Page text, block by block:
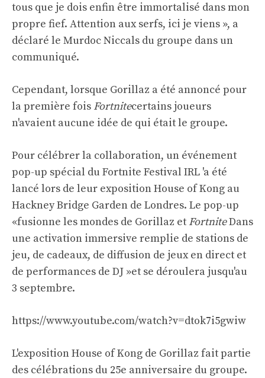
tous que je dois enfin être immortalisé dans mon
propre fief. Attention aux serfs, ici je viens », a
déclaré le Murdoc Niccals du groupe dans un
communiqué.
Cependant, lorsque Gorillaz a été annoncé pour
la première fois Fortnitecertains joueurs
n'avaient aucune idée de qui était le groupe.
Pour célébrer la collaboration, un événement
pop-up spécial du Fortnite Festival IRL 'a été
lancé lors de leur exposition House of Kong au
Hackney Bridge Garden de Londres. Le pop-up
«fusionne les mondes de Gorillaz et FortniteDans
une activation immersive remplie de stations de
jeu, de cadeaux, de diffusion de jeux en direct et
de performances de DJ »et se déroulera jusqu'au
3 septembre.
https://www.youtube.com/watch?v=dtok7i5gwiw
L'exposition House of Kong de Gorillaz fait partie
des célébrations du 25e anniversaire du groupe.